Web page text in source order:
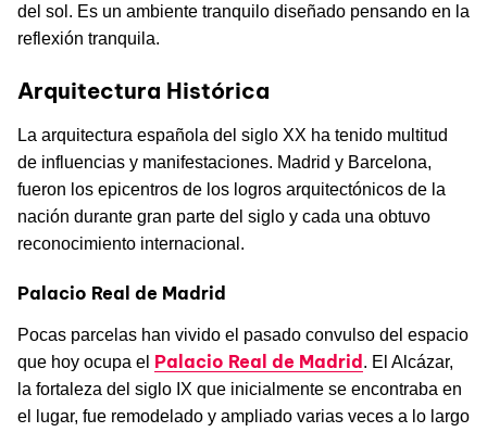
del sol. Es un ambiente tranquilo diseñado pensando en la
reflexión tranquila.
Arquitectura Histórica
La arquitectura española del siglo XX ha tenido multitud
de influencias y manifestaciones. Madrid y Barcelona, ​​
fueron los epicentros de los logros arquitectónicos de la
nación durante gran parte del siglo y cada una obtuvo
reconocimiento internacional.
Palacio Real de Madrid
Pocas parcelas han vivido el pasado convulso del espacio
que hoy ocupa el Palacio Real de Madrid. El Alcázar,
la fortaleza del siglo IX que inicialmente se encontraba en
el lugar, fue remodelado y ampliado varias veces a lo largo